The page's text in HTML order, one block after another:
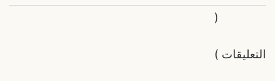
التعليقات
(
)